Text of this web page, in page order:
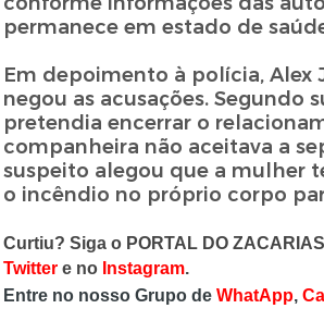
permanece em estado de
Em depoimento à polícia, Alex
negou as acusações. Segundo
pretendia encerrar o
companheira não aceitava a
suspeito alegou que a mulher
o incêndio no próprio corpo
Curtiu? Siga o PORTAL DO
Twitter e no Instagram.
Entre no nosso Grupo deWhatApp,